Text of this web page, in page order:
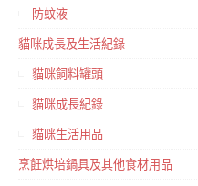
防蚊液
貓咪成長及生活紀錄
貓咪飼料罐頭
貓咪成長紀錄
貓咪生活用品
烹飪烘培鍋具及其他食材用品